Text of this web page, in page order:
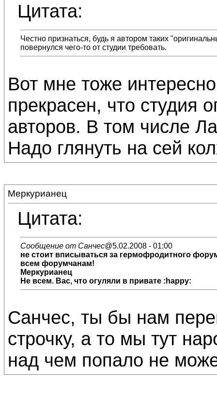
Цитата:
Честно признаться, будь я автором таких
повернулся чего-то от студии требовать.
Вот мне тоже
прекрасен, что студия
авторов. В том числе
Надо глянуть на сей
Меркурианец
Цитата:
Сообщение от Санчес@5.02.2008 - 01:00
не стоит вписываться за гермофродитного
всем форумчанам!
Меркурианец
Не всем. Вас, что огуляли в привате :happy:
Санчес, ты бы нам
строчку, а то мы тут
над чем попало не